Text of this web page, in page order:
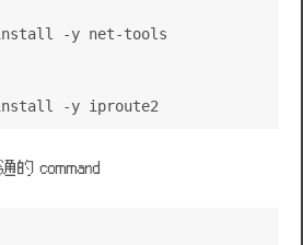
-y net-tools
-y iproute2
的 command